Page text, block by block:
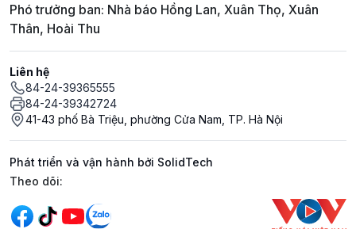
Phó trưởng ban: Nhà báo Hồng Lan, Xuân Thọ, Xuân
Thân, Hoài Thu
Liên hệ
84-24-39365555
84-24-39342724
41-43 phố Bà Triệu, phường Cửa Nam, TP. Hà Nội
Phát triển và vận hành bởi SolidTech
Mạng xã hội
Theo dõi: